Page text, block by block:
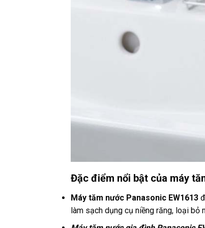
Đặc điểm nổi bật của máy
Máy tăm nước Panasonic EW1613
làm sạch dụng cụ niềng răng, loại bỏ